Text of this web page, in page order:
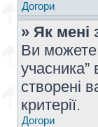
Догори
» Як мені
Ви можете
створені
критерії.
Догори